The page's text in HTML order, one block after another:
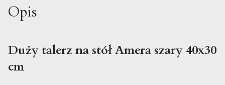
Opis
Duży talerz na stół Amera szary 40x30
cm